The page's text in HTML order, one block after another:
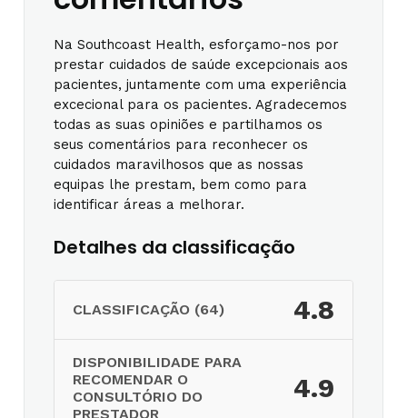
Na Southcoast Health, esforçamo-nos por
prestar cuidados de saúde excepcionais aos
pacientes, juntamente com uma experiência
excecional para os pacientes. Agradecemos
todas as suas opiniões e partilhamos os
seus comentários para reconhecer os
cuidados maravilhosos que as nossas
equipas lhe prestam, bem como para
identificar áreas a melhorar.
Detalhes da classificação
CLASSIFICAÇÃO (64) 4.8
DISPONIBILIDADE PARA
RECOMENDAR O
CONSULTÓRIO DO
PRESTADOR
4.9